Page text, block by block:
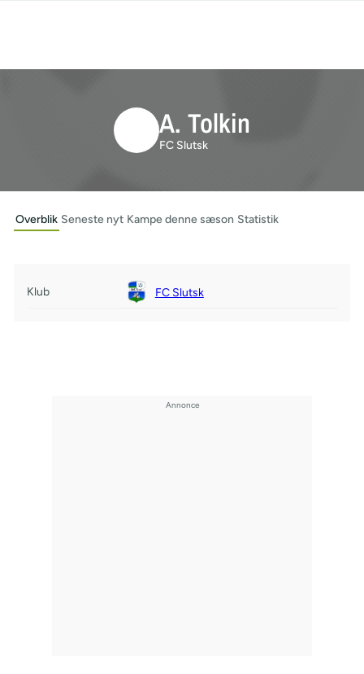
A. Tolkin
FC Slutsk
Overblik Seneste nyt Kampe denne sæson Statistik
Klub FC Slutsk